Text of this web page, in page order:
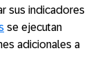
sus indicadores
se ejecutan
adicionales a